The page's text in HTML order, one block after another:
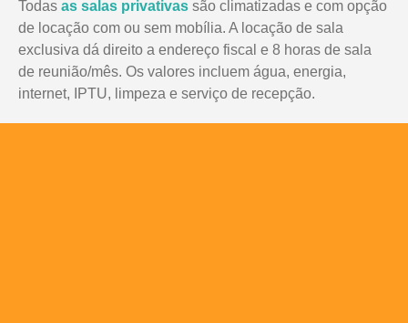
Todas as salas privativas são climatizadas e com opção
de locação com ou sem mobília. A locação de sala
exclusiva dá direito a endereço fiscal e 8 horas de sala
de reunião/mês. Os valores incluem água, energia,
internet, IPTU, limpeza e serviço de recepção.